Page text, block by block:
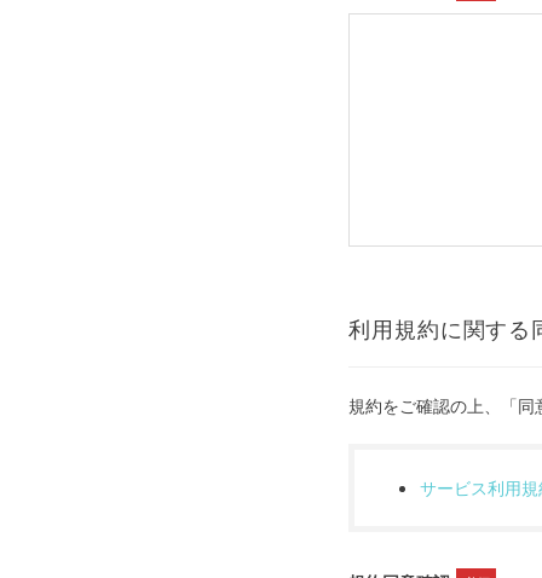
利用規約に関する
規約をご確認の上、「同
サービス利用規